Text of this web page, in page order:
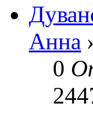
Анна
0